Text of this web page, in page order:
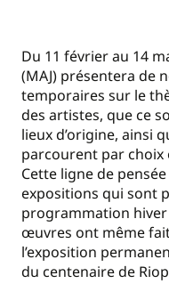
Du 11 février au 14
(MAJ) présentera de
temporaires sur le
des artistes, que ce
lieux d’origine, ainsi
parcourent par choix
Cette ligne de
expositions qui sont
programmation
œuvres ont même
l’exposition
du centenaire de